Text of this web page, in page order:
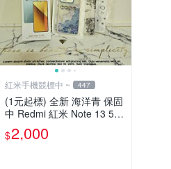
紅米手機競標中 ~ 447
(1元起標) 全新 海洋青 保固
中 Redmi 紅米 Note 13 5G
(8G/256G) 6.67吋智慧型手
機
$2,000